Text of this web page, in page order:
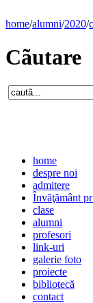
home/alumni/2020/
Cãutare
home
despre noi
admitere
Învăţământ
clase
alumni
profesori
link-uri
galerie foto
proiecte
bibliotecă
contact